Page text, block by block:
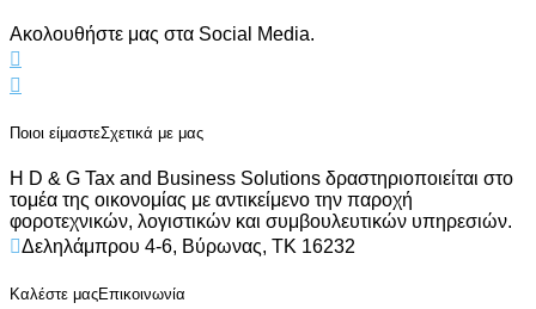
Ακολουθήστε μας στα Social Media.
Ποιοι είμαστεΣχετικά με μας
Η D & G Tax and Business Solutions δραστηριοποιείται στο
τομέα της οικονομίας με αντικείμενο την παροχή
φοροτεχνικών, λογιστικών και συμβουλευτικών υπηρεσιών.
Δεληλάμπρου 4-6, Βύρωνας, ΤΚ 16232
Καλέστε μαςΕπικοινωνία